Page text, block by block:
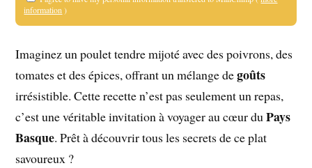
information)
Imaginez un poulet tendre mijoté avec des poivrons, des
tomates et des épices, offrant un mélange degoûts
irrésistible. Cette recette n’est pas seulement un repas,
c’est une véritable invitation à voyager au cœur duPays
Basque. Prêt à découvrir tous les secrets de ce plat
savoureux ?